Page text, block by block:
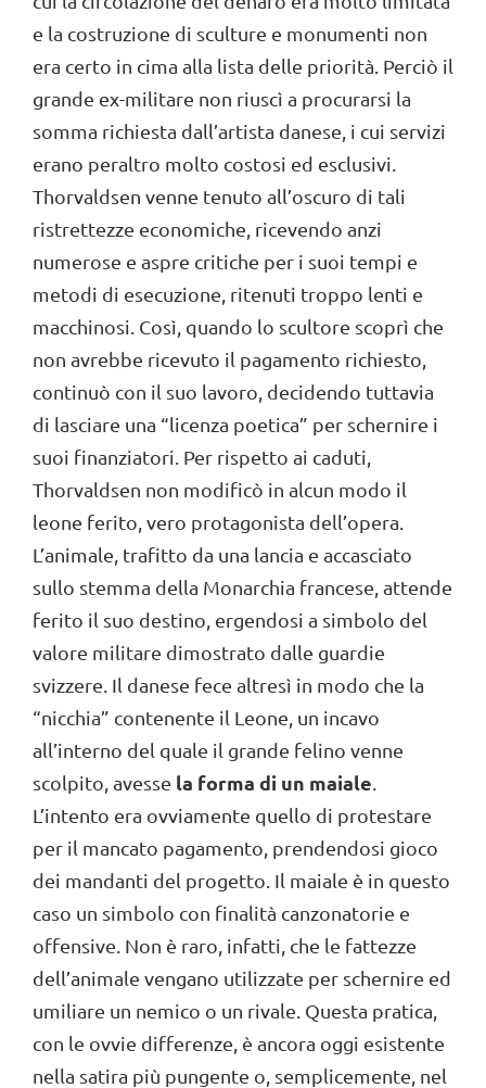
e la costruzione di sculture e monumenti non
era certo in cima alla lista delle priorità. Perciò il
grande ex-militare non riuscì a procurarsi la
somma richiesta dall’artista danese, i cui servizi
erano peraltro molto costosi ed esclusivi.
Thorvaldsen venne tenuto all’oscuro di tali
ristrettezze economiche, ricevendo anzi
numerose e aspre critiche per i suoi tempi e
metodi di esecuzione, ritenuti troppo lenti e
macchinosi. Così, quando lo scultore scoprì che
non avrebbe ricevuto il pagamento richiesto,
continuò con il suo lavoro, decidendo tuttavia
di lasciare una “licenza poetica” per schernire i
suoi finanziatori. Per rispetto ai caduti,
Thorvaldsen non modificò in alcun modo il
leone ferito, vero protagonista dell’opera.
L’animale, trafitto da una lancia e accasciato
sullo stemma della Monarchia francese, attende
ferito il suo destino, ergendosi a simbolo del
valore militare dimostrato dalle guardie
svizzere. Il danese fece altresì in modo che la
“nicchia” contenente il Leone, un incavo
all’interno del quale il grande felino venne
scolpito, avesse la forma di un maiale
L’intento era ovviamente quello di protestare
per il mancato pagamento, prendendosi gioco
dei mandanti del progetto. Il maiale è in questo
caso un simbolo con finalità canzonatorie e
offensive. Non è raro, infatti, che le fattezze
dell’animale vengano utilizzate per schernire ed
umiliare un nemico o un rivale. Questa pratica,
con le ovvie differenze, è ancora oggi esistente
nella satira più pungente o, semplicemente, nel